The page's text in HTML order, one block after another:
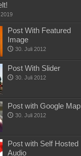
Post With Featured
Image
30. Juli 2012
Post With Slider
30. Juli 2012
Post with Google Map
30. Juli 2012
Post with Self Hosted
Audio